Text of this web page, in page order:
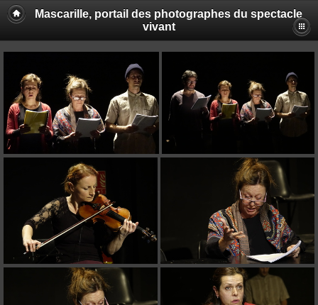
Mascarille, portail des photographes du spectacle
vivant